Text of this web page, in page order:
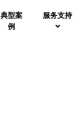
典型案
例
服务支持